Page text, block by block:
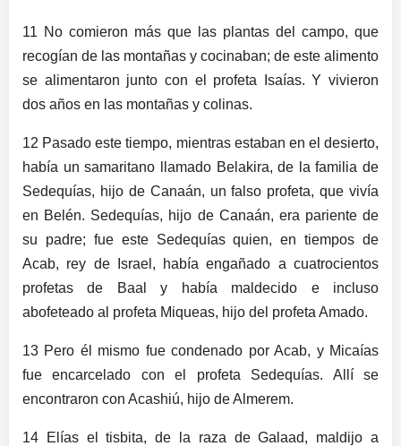
11 No comieron más que las plantas del campo, que
recogían de las montañas y cocinaban; de este alimento
se alimentaron junto con el profeta Isaías. Y vivieron
dos años en las montañas y colinas.
12 Pasado este tiempo, mientras estaban en el desierto,
había un samaritano llamado Belakira, de la familia de
Sedequías, hijo de Canaán, un falso profeta, que vivía
en Belén. Sedequías, hijo de Canaán, era pariente de
su padre; fue este Sedequías quien, en tiempos de
Acab, rey de Israel, había engañado a cuatrocientos
profetas de Baal y había maldecido e incluso
abofeteado al profeta Miqueas, hijo del profeta Amado.
13 Pero él mismo fue condenado por Acab, y Micaías
fue encarcelado con el profeta Sedequías. Allí se
encontraron con Acashiú, hijo de Almerem.
14 Elías el tisbita, de la raza de Galaad, maldijo a